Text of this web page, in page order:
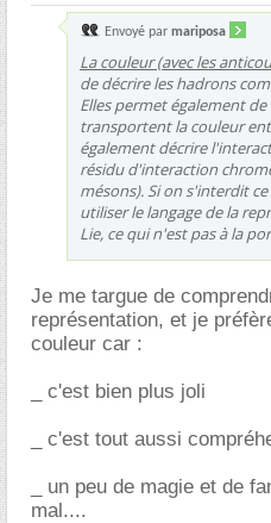
Envoyé par mariposa
La couleur (avec les
de décrire les hadrons
Elles permet également
transportent la couleur
également décrire
résidu d'interaction
mésons). Si on s'interdit
utiliser le langage de la
Lie, ce qui n'est pas à la
Je me targue de
représentation, et je
couleur car :
_ c'est bien plus joli
_ c'est tout aussi
_ un peu de magie et de
mal....